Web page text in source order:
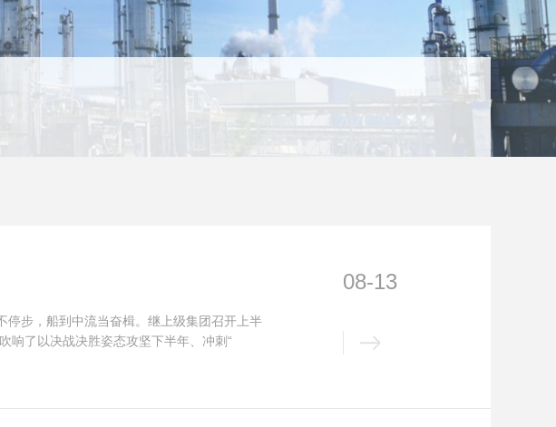
停步，船到中流当奋楫。继上级集团召开上半
响了以决战决胜姿态攻坚下半年、冲刺“
08-13